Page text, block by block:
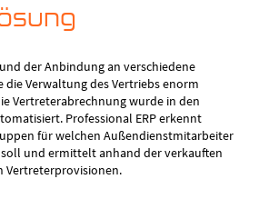
der Anbindung an verschiedene
Verwaltung des Vertriebs enorm
Vertreterabrechnung wurde in den
Professional ERP erkennt
für welchen Außendienstmitarbeiter
und ermittelt anhand der verkauften
Vertreterprovisionen.